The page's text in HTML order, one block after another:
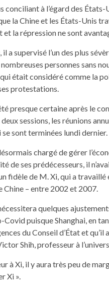
conciliant à l’égard des
la Chine et les États-Unis
et la répression ne sont
il a supervisé l’un des plus
personnes sans
était considéré comme la
protestations.
presque certaine après le
sessions, les réunions
sont terminées lundi dernier.
chargé de gérer
de ses prédécesseurs, il
fidèle de M. Xi, qui a
Chine – entre 2002 et 2007.
quelques
puisque Shanghai, en
du Conseil d’État et
Shih, professeur à
à Xi, il y aura très peu de
Xi ».